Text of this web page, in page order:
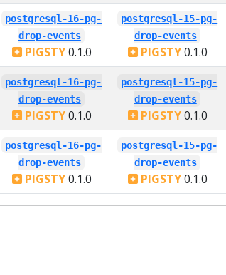
postgresql-16-pg-
drop-events
PIGSTY0.1.0
postgresql-15-pg-
drop-events
PIGSTY0.1.0
postgresql-16-pg-
drop-events
PIGSTY0.1.0
postgresql-15-pg-
drop-events
PIGSTY0.1.0
postgresql-16-pg-
drop-events
PIGSTY0.1.0
postgresql-15-pg-
drop-events
PIGSTY0.1.0